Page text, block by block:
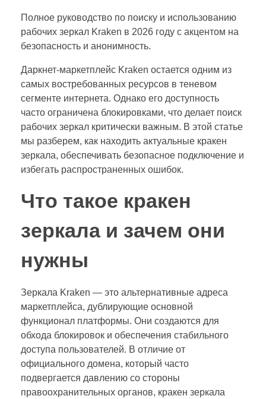
Полное руководство по поиску и использованию
рабочих зеркал Kraken в 2026 году с акцентом на
безопасность и анонимность.
Даркнет-маркетплейс Kraken остается одним из
самых востребованных ресурсов в теневом
сегменте интернета. Однако его доступность
часто ограничена блокировками, что делает поиск
рабочих зеркал критически важным. В этой статье
мы разберем, как находить актуальные кракен
зеркала, обеспечивать безопасное подключение и
избегать распространенных ошибок.
Что такое кракен
зеркала и зачем они
нужны
Зеркала Kraken — это альтернативные адреса
маркетплейса, дублирующие основной
функционал платформы. Они создаются для
обхода блокировок и обеспечения стабильного
доступа пользователей. В отличие от
официального домена, который часто
подвергается давлению со стороны
правоохранительных органов, кракен зеркала